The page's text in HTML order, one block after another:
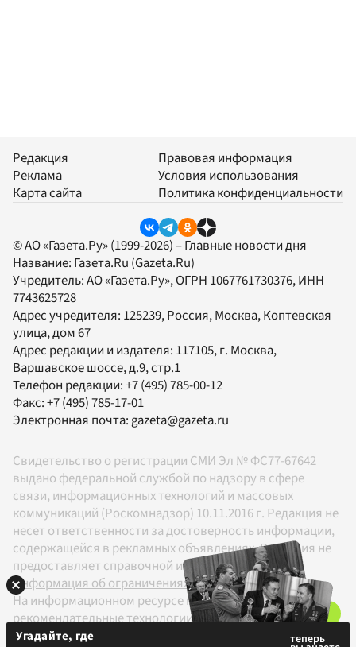
Редакция
Реклама
Карта сайта
Правовая информация
Условия использования
Политика конфиденциальности
© АО «Газета.Ру» (1999-2026) – Главные новости дня
Название: Газета.Ru (Gazeta.Ru)
Учредитель:АО «Газета.Ру», ОГРН 1067761730376, ИНН
7743625728
Адрес учредителя: 125239, Россия, Москва, Коптевская
улица, дом 67
Адрес редакции и издателя: 117105, г. Москва,
Варшавское шоссе, д.9, стр.1
Телефон редакции:+7 (495) 785-00-12
Факс:+7 (495) 785-17-01
Электронная почта: gazeta@gazeta.ru
Свидетельство о регистрации СМИ Эл № ФС77-67642
выдано федеральной службой по надзору в сфере
связи, информационных технологий и массовых
коммуникаций (Роскомнадзор) 10.11.2016 г. Редакция не
несет ответственности за достоверность информации,
содержащейся в рекламных объявлениях. Редакция не
предоставляет справочной информации.
Информация об ограничениях
На информационном ресурсе применяются
рекомендательные технологии в соответствии с
Правилами
Угадайте, где